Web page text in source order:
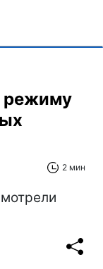
режиму
2 мин